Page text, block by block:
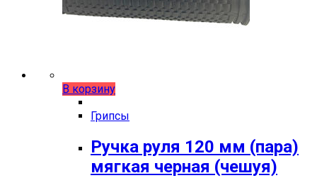
В корзину
Грипсы
Ручка руля 120 мм (пара)
мягкая черная (чешуя)